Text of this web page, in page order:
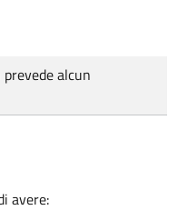
alcun
avere: